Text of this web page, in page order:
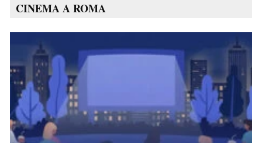
CINEMA A ROMA